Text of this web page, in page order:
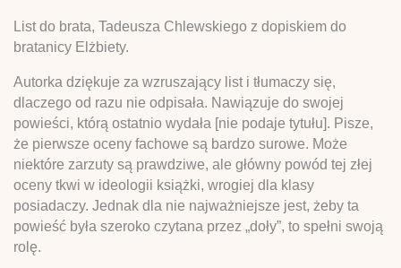
List do brata, Tadeusza Chlewskiego z dopiskiem do
bratanicy Elżbiety.
Autorka dziękuje za wzruszający list i tłumaczy się,
dlaczego od razu nie odpisała. Nawiązuje do swojej
powieści, którą ostatnio wydała [nie podaje tytułu]. Pisze,
że pierwsze oceny fachowe są bardzo surowe. Może
niektóre zarzuty są prawdziwe, ale główny powód tej złej
oceny tkwi w ideologii książki, wrogiej dla klasy
posiadaczy. Jednak dla nie najważniejsze jest, żeby ta
powieść była szeroko czytana przez „doły”, to spełni swoją
rolę.